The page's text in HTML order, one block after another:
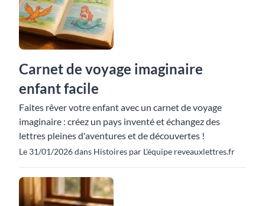
Carnet de voyage imaginaire
enfant facile
Faites rêver votre enfant avec un carnet de voyage
imaginaire : créez un pays inventé et échangez des
lettres pleines d'aventures et de découvertes !
Le 31/01/2026 dans Histoires par L'équipe reveauxlettres.fr